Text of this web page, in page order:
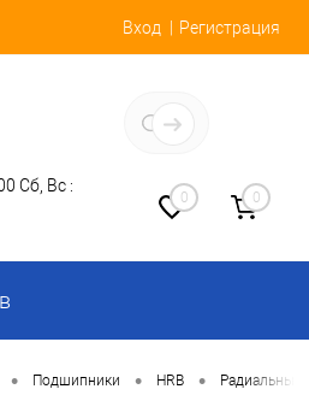
Вход Регистрация
Сб, Вс :
0 0
• Подшипники • HRB • Радиальные